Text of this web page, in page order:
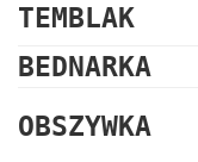
TEMBLAK
BEDNARKA
OBSZYWKA